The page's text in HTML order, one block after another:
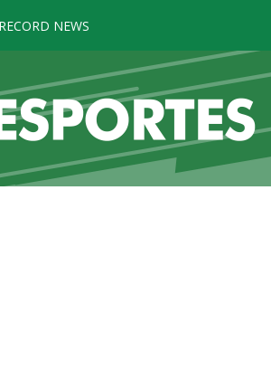
RECORD NEWS